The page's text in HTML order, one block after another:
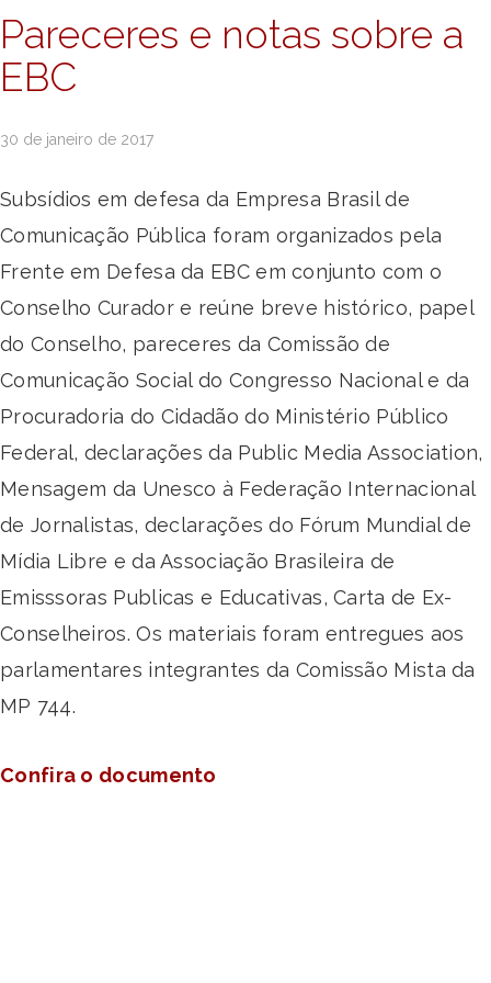
Pareceres e notas sobre a
EBC
30 de janeiro de 2017
Subsídios em defesa da Empresa Brasil de
Comunicação Pública foram organizados pela
Frente em Defesa da EBC em conjunto com o
Conselho Curador e reúne breve histórico, papel
do Conselho, pareceres da Comissão de
Comunicação Social do Congresso Nacional e da
Procuradoria do Cidadão do Ministério Público
Federal, declarações da Public Media Association,
Mensagem da Unesco à Federação Internacional
de Jornalistas, declarações do Fórum Mundial de
Mídia Libre e da Associação Brasileira de
Emisssoras Publicas e Educativas, Carta de Ex-
Conselheiros. Os materiais foram entregues aos
parlamentares integrantes da Comissão Mista da
MP 744.
Confira o documento